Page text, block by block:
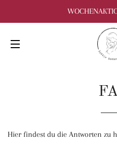
Hier findest du die Antworten zu